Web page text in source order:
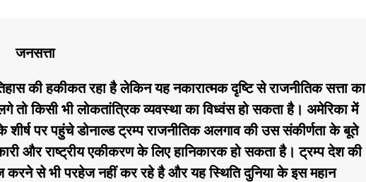
जनसत्ता
की हकीकत रहा है लेकिन यह नकारात्मक दृष्टि से राजनीतिक सत्ता का
किसी भी लोकतांत्रिक व्यवस्था का विध्वंस हो सकता है। अमेरिका में
शीर्ष पर पहुंचे डोनाल्ड ट्रम्प राजनीतिक अलगाव की उस संकीर्णता के बूते
और राष्ट्रीय एकीकरण के लिए हानिकारक हो सकता है। ट्रम्प देश की
करने से भी परहेज नहीं कर रहे है और यह स्थिति दुनिया के इस महान